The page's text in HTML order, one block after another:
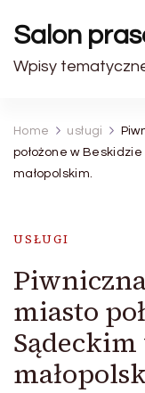
Salon
Wpisy
Home usługi
położone w
małopolskim.
USŁUGI
miasto